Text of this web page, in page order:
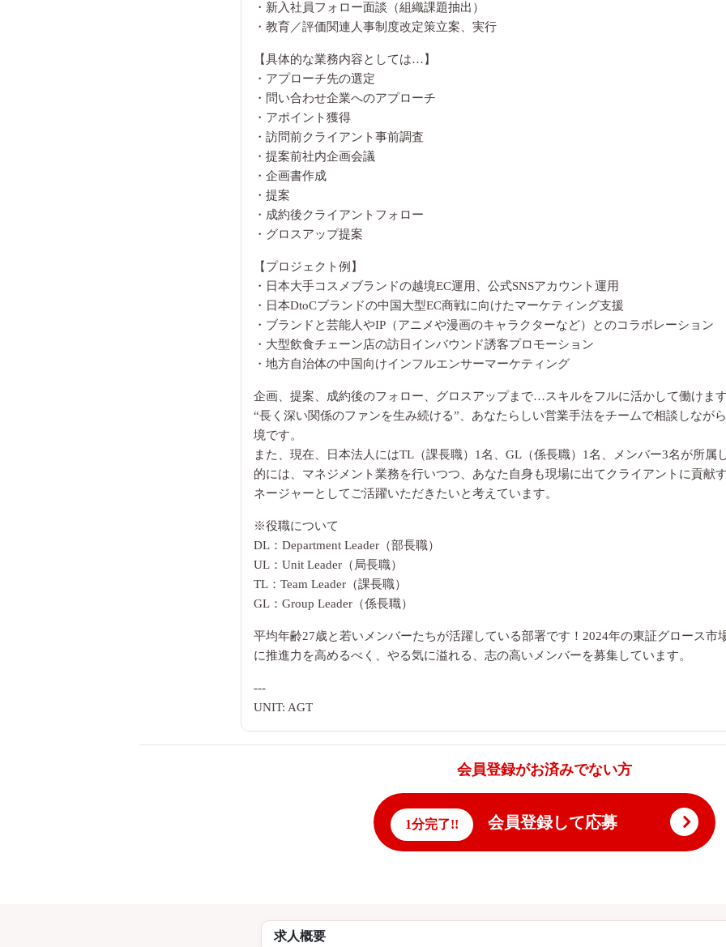
・新入社員フォロー面談（組織課題抽出）
・教育／評価関連人事制度改定策立案、実行
【具体的な業務内容としては…】
・アプローチ先の選定
・問い合わせ企業へのアプローチ
・アポイント獲得
・訪問前クライアント事前調査
・提案前社内企画会議
・企画書作成
・提案
・成約後クライアントフォロー
・グロスアップ提案
【プロジェクト例】
・日本大手コスメブランドの越境EC運用、公式SNSアカウント運用
・日本DtoCブランドの中国大型EC商戦に向けたマーケティング支援
・ブランドと芸能人やIP（アニメや漫画のキャラクターなど）とのコラボレーション
・大型飲食チェーン店の訪日インバウンド誘客プロモーション
・地方自治体の中国向けインフルエンサーマーケティング
企画、提案、成約後のフォロー、グロスアップまで…スキルをフルに活かして働けま
“長く深い関係のファンを生み続ける”、あなたらしい営業手法をチームで相談しなが
境です。
また、現在、日本法人にはTL（課長職）1名、GL（係長職）1名、メンバー3名が所属
的には、マネジメント業務を行いつつ、あなた⾃⾝も現場に出てクライアントに貢献
ネージャーとしてご活躍いただきたいと考えています。
※役職について
DL：Department Leader（部長職）
UL：Unit Leader（局長職）
TL：Team Leader（課長職）
GL：Group Leader（係長職）
平均年齢27歳と若いメンバーたちが活躍している部署です！2024年の東証グロース市
に推進力を高めるべく、やる気に溢れる、志の高いメンバーを募集しています。
---
UNIT: AGT
会員登録がお済みでない方
1分完了!! 会員登録して応募
求人概要